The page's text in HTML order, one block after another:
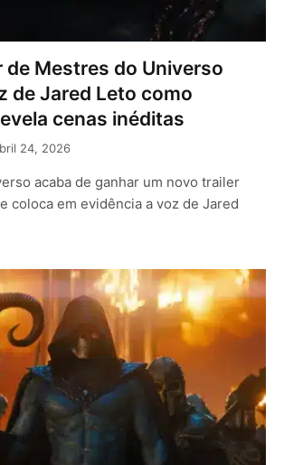
de Mestres do Universo
de Jared Leto como
cenas inéditas
24, 2026
acaba de ganhar um novo trailer
coloca em evidência a voz de Jared